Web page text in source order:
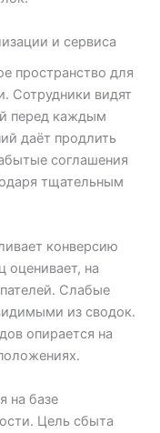
и сервиса
пространство для
Сотрудники видят
перед каждым
даёт продлить
соглашения
тщательным
конверсию
на
Слабые
из сводок.
опирается на
на базе
Цель сбыта